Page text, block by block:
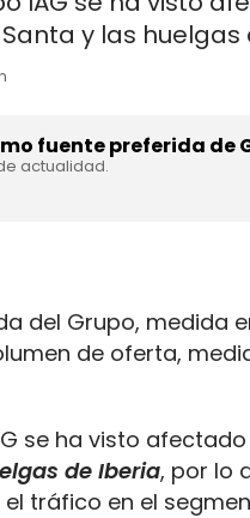
y las huelgas
fuente preferida de
actualidad.
del Grupo,
de oferta,
se ha visto
de Iberia, por lo
tráfico en el